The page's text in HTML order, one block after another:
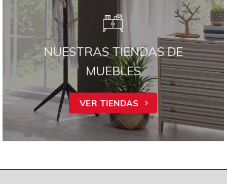
NUESTRAS TIENDAS DE
MUEBLES
VER TIENDAS